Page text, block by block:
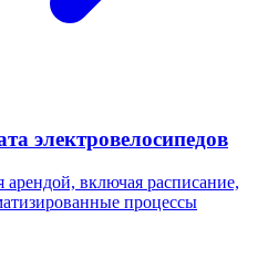
электровелосипедов
включая расписание,
процессы